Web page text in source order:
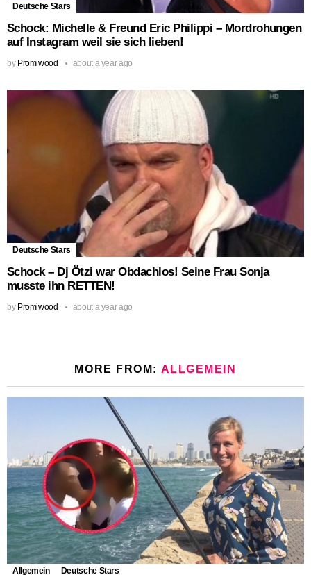
Deutsche Stars
Schock: Michelle & Freund Eric Philippi – Mordrohungen
auf Instagram weil sie sich lieben!
by Promiwood about a year ago
Deutsche Stars
Schock – Dj Ötzi war Obdachlos! Seine Frau Sonja
musste ihn RETTEN!
by Promiwood about a year ago
MORE FROM: ALLGEMEIN
Allgemein Deutsche Stars